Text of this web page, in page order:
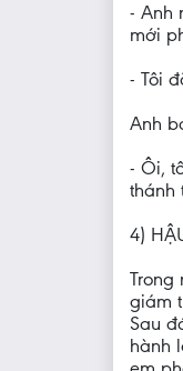
- Anh
mới
- Tôi
Anh
- Ôi,
thánh
4)
Trong
giám
Sau
hành